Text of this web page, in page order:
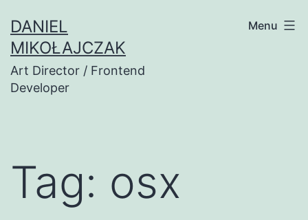
do
treści
DANIEL
MIKOŁAJCZAK
Art Director / Frontend
Developer
Menu
Tag: osx